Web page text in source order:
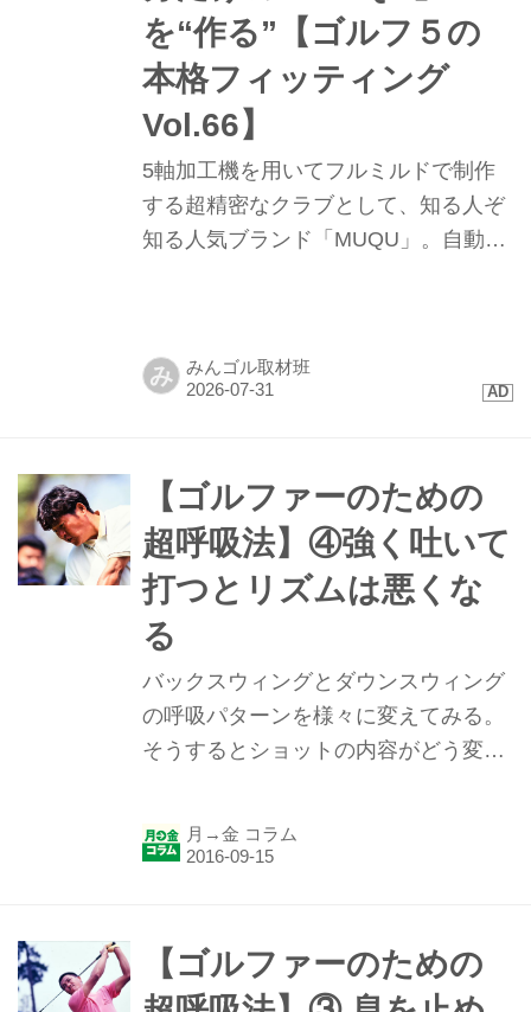
じゃなくなってしまった。テンポが速
くなったし、力が入りすぎた」（富永
プロ）。前回の「強く吐いて」打った
ときと同様にショットも乱れた。息を
を“作る”【ゴルフ５の
本格フィッティング
Vol.66】
5軸加工機を用いてフルミルドで制作
する超精密なクラブとして、知る人ぞ
知る人気ブランド「MUQU」。自動車
る。ゴルフ５プレステージでは現在ア
ティングキットを導入し、フィッティ
ング対応のパター「SEN」の取り扱い
を開始した。
み みんゴル取材班
【ゴルファーのための
超呼吸法】④強く吐いて
打つとリズムは悪くな
る
バックスウィングとダウンスウィング
の呼吸パターンを様々に変えてみる。
そうするとショットの内容がどう変化
証した。 【ゴルファーのための超呼吸
を止める・強く吐く・静かに長く吐
く。 バックスウィングとダウンスウィ
月→金 コラム
【ゴルファーのための